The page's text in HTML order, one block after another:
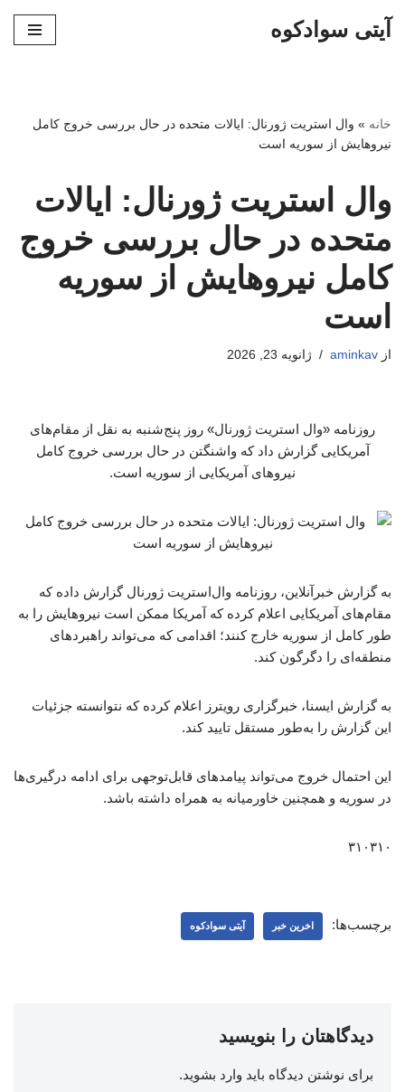
آیتی سوادکوه
خانه » وال استریت ژورنال: ایالات متحده در حال بررسی خروج کامل
نیروهایش از سوریه است
وال استریت ژورنال: ایالات
متحده در حال بررسی خروج
کامل نیروهایش از سوریه
است
از aminkav ژانویه 23, 2026
روزنامه «وال استریت ژورنال» روز پنج‌شنبه به نقل از مقام‌های
آمریکایی گزارش داد که واشنگتن در حال بررسی خروج کامل
نیروهای آمریکایی از سوریه است.
به گزارش خبرآنلاین،‌ روزنامه وال‌استریت ژورنال گزارش داده که
مقام‌های آمریکایی اعلام کرده که آمریکا ممکن است نیروهایش را به
طور کامل از سوریه خارج کنند؛ اقدامی که می‌تواند راهبردهای
منطقه‌ای را دگرگون کند.
به گزارش ایسنا، خبرگزاری رویترز اعلام کرده که نتوانسته جزئیات
این گزارش را به‌طور مستقل تایید کند.
این احتمال خروج می‌تواند پیامدهای قابل‌توجهی برای ادامه درگیری‌ها
در سوریه و همچنین خاورمیانه به همراه داشته باشد.
۳۱۰۳۱۰
برچسب‌ها: اخرین خبر آیتی سوادکوه
دیدگاهتان را بنویسید
برای نوشتن دیدگاه باید وارد بشوید.